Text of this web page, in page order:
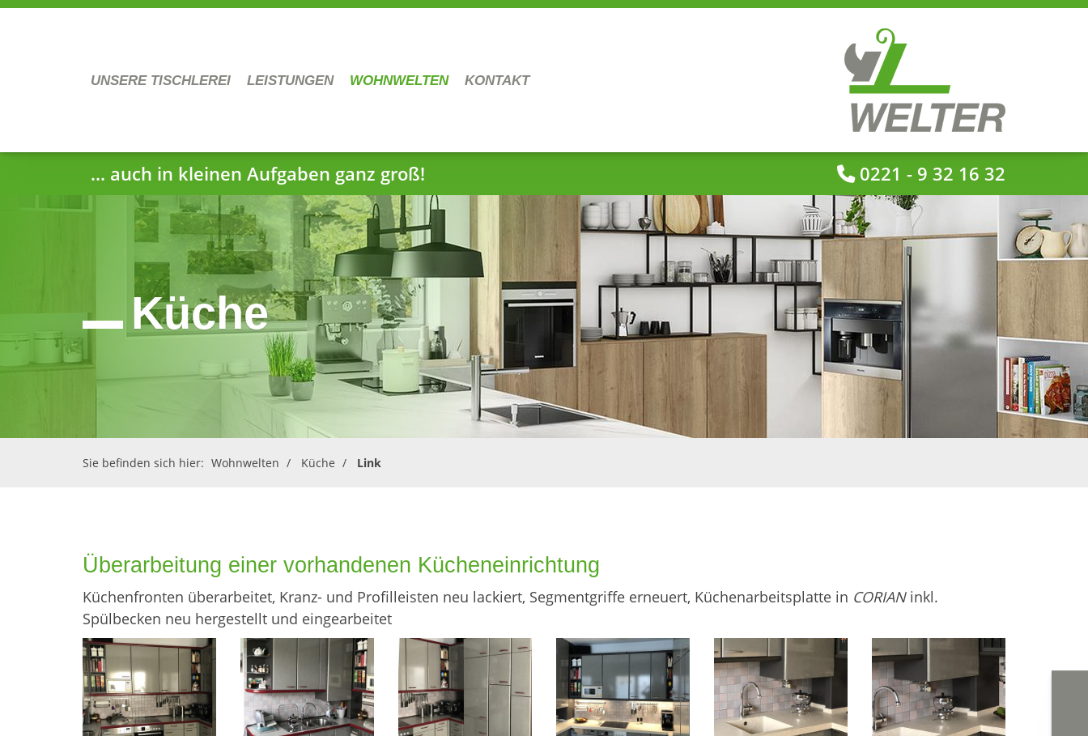
UNSERE TISCHLEREI LEISTUNGEN WOHNWELTEN KONTAKT
... auch in kleinen Aufgaben ganz groß! 0221 - 9 32 16 32
Küche
Sie befinden sich hier: Wohnwelten Küche Link
Überarbeitung einer vorhandenen Kücheneinrichtung
Küchenfronten überarbeitet, Kranz- und Profilleisten neu lackiert, Segmentgriffe erneuert, Küchenarbeitsplatte in CORIANinkl.
Spülbecken neu hergestellt und eingearbeitet